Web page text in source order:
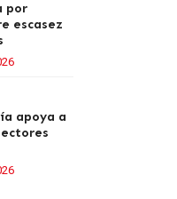
por
escasez
apoya a